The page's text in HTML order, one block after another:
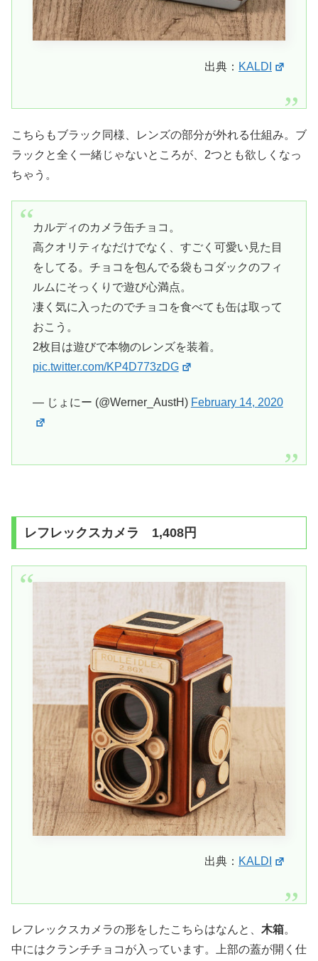
出典： KALDI
こちらもブラック同様、レンズの部分が外れる仕組み。ブ
ラックと全く一緒じゃないところが、2つとも欲しくなっ
ちゃう。
カルディのカメラ缶チョコ。
高クオリティなだけでなく、すごく可愛い見た目
をしてる。チョコを包んでる袋もコダックのフィ
ルムにそっくりで遊び心満点。
凄く気に入ったのでチョコを食べても缶は取って
おこう。
2枚目は遊びで本物のレンズを装着。
pic.twitter.com/KP4D773zDG
— じょにー (@Werner_AustH) February 14, 2020
レフレックスカメラ 1,408円
出典： KALDI
レフレックスカメラの形をしたこちらはなんと、 木箱。
中にはクランチチョコが入っています。上部の蓋が開く仕